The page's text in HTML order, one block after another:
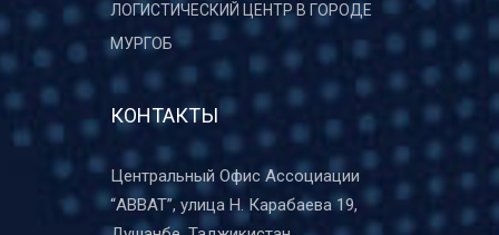
ЛОГИСТИЧЕСКИЙ ЦЕНТР В ГОРОДЕ
МУРГОБ
КОНТАКТЫ
Центральный Офис Ассоциации
“ABBAT”, улица Н. Карабаева 19,